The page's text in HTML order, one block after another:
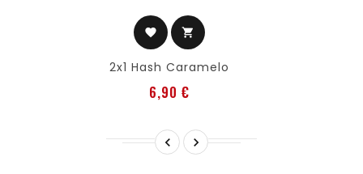
favorite shopping_cart
2x1 Hash Caramelo
6,90 €
 